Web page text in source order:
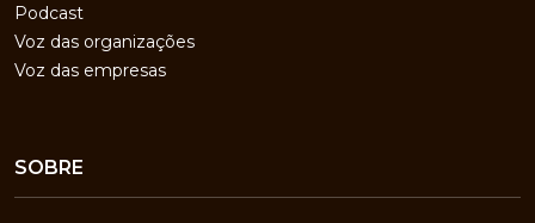
Podcast
Voz das organizações
Voz das empresas
SOBRE